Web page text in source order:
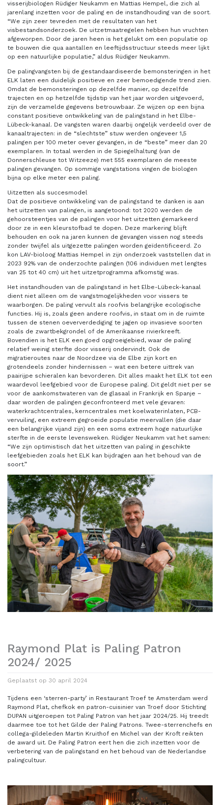
visserijbiologen Rüdiger Neukamm en Mattias Hempel, die zich al
jarenlang inzetten voor de paling en de instandhouding van de soort.
“We zijn zeer tevreden met de resultaten van het
visbestandsonderzoek. De uitzetmaatregelen hebben hun vruchten
afgeworpen. Door de jaren heen is het gelukt om een populatie op
te bouwen die qua aantallen en leeftijdsstructuur steeds meer lijkt
op een natuurlijke populatie,” aldus Rüdiger Neukamm.
De palingvangsten bij de gestandaardiseerde bemonsteringen in het
ELK laten een duidelijk positieve en zeer bemoedigende trend zien.
Omdat de bemonsteringen op dezelfde manier, op dezelfde
trajecten en op hetzelfde tijdstip van het jaar worden uitgevoerd,
zijn de verzamelde gegevens betrouwbaar. Ze wijzen op een bijna
constant positieve ontwikkeling van de palingstand in het Elbe-
Lübeck-kanaal. De vangsten waren daarbij ongelijk verdeeld over de
kanaaltrajecten: in de “slechtste” stuw werden ongeveer 1,5
palingen per 100 meter oever gevangen, in de “beste” meer dan 20
exemplaren. In totaal werden in de Spiegelhaltung (van de
Donnerschleuse tot Witzeeze) met 555 exemplaren de meeste
palingen gevangen. Op sommige vangstations vingen de biologen
bijna op elke meter een paling.
Uitzetten als succesmodel
Dat de positieve ontwikkeling van de palingstand te danken is aan
het uitzetten van palingen, is aangetoond: tot 2020 werden de
gehoorsteentjes van de palingen voor het uitzetten gemarkeerd
door ze in een kleurstofbad te dopen. Deze markering blijft
behouden en ook na jaren kunnen de gevangen vissen nog steeds
zonder twijfel als uitgezette palingen worden geïdentificeerd. Zo
kon LAV-bioloog Mattias Hempel in zijn onderzoek vaststellen dat in
2023 92% van de onderzochte palingen (106 individuen met lengtes
van 25 tot 40 cm) uit het uitzetprogramma afkomstig was.
Het instandhouden van de palingstand in het Elbe-Lübeck-kanaal
dient niet alleen om de vangstmogelijkheden voor vissers te
waarborgen. De paling vervult als roofvis belangrijke ecologische
functies. Hij is, zoals geen andere roofvis, in staat om in de ruimte
tussen de stenen oeververdediging te jagen op invasieve soorten
zoals de zwartbekgrondel of de Amerikaanse rivierkreeft.
Bovendien is het ELK een goed opgroeigebied, waar de paling
relatief weinig sterfte door visserij ondervindt. Ook de
migratieroutes naar de Noordzee via de Elbe zijn kort en
grotendeels zonder hindernissen – wat een betere uittrek van
paairijpe schieralen kan bevorderen. Dit alles maakt het ELK tot een
waardevol leefgebied voor de Europese paling. Dit geldt niet per se
voor de aankomstwateren van de glasaal in Frankrijk en Spanje –
daar worden de palingen geconfronteerd met vele gevaren:
waterkrachtcentrales, kerncentrales met koelwaterinlaten, PCB-
vervuiling, een extreem gegroeide populatie meervallen (die daar
een belangrijke vijand zijn) en een soms extreem hoge natuurlijke
sterfte in de eerste levensweken. Rüdiger Neukamm vat het samen:
“We zijn optimistisch dat het uitzetten van paling in geschikte
leefgebieden zoals het ELK kan bijdragen aan het behoud van de
soort.”
Raymond Plat is Paling Patron
2024/ 2025
Geplaatst op 30 april 2024
Tijdens een ‘sterren-party’ in Restaurant Troef te Amsterdam werd
Raymond Plat, chefkok en patron-cuisinier van Troef door Stichting
DUPAN uitgeroepen tot Paling Patron van het jaar 2024/25. Hij treedt
daarmee toe tot het Gilde der Paling Patrons. Twee-sterrenchefs en
collega-gildeleden Martin Kruithof en Michel van der Kroft reikten
de award uit. De Paling Patron eert hen die zich inzetten voor de
verbetering van de palingstand en het behoud van de Nederlandse
palingcultuur.